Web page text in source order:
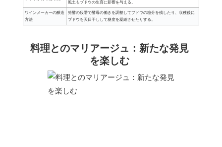
風土もブドウの生育に影響を与える。
ワインメーカーの醸造
方法
発酵の段階で酵母の働きを調整してブドウの糖分を残したり、収穫後に
ブドウを天日干しして糖度を凝縮させたりする。
料理とのマリアージュ：新たな発見
を楽しむ